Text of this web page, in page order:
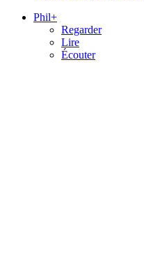
Phil+
Regarder
Lire
Écouter